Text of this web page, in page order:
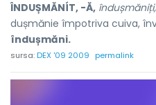
ÎNDUȘMĂNÍT, -Ă,
dușmănie împotriva cuiva,
îndușmăni.
sursa:DEX '09 2009 permalink